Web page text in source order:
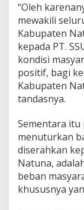
“Oleh
mewakili
Kabupaten
kepada PT.
kondisi
positif, bagi
Kabupaten
tandasnya.
Sementara itu
menuturkan
diserahkan
Natuna,
beban
khususnya